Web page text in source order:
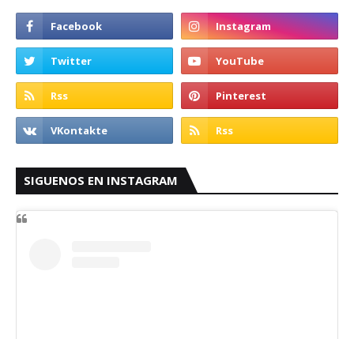
SIGUENOS EN INSTAGRAM